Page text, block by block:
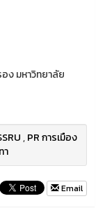
ง มหาวิทยาลัย
,PR การเมือง
า
Email